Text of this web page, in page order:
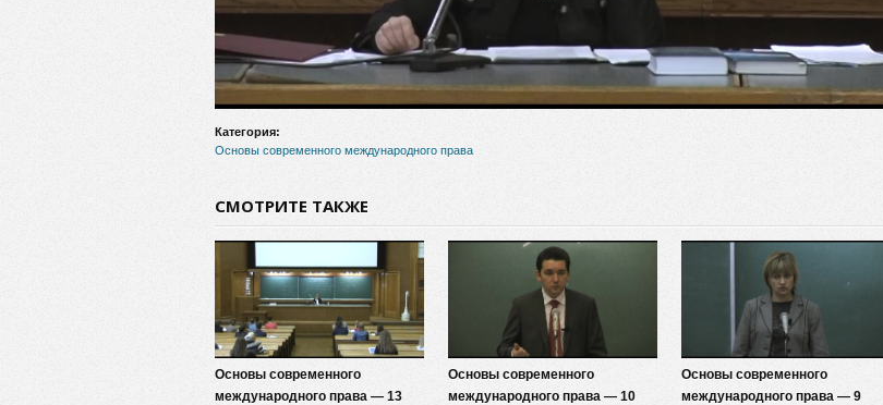
видео
Категория:
Основы современного международного права
СМОТРИТЕ ТАКЖЕ
Основы современного
международного права — 13
Основы современного
международного права — 10
Основы современного
международного права — 9